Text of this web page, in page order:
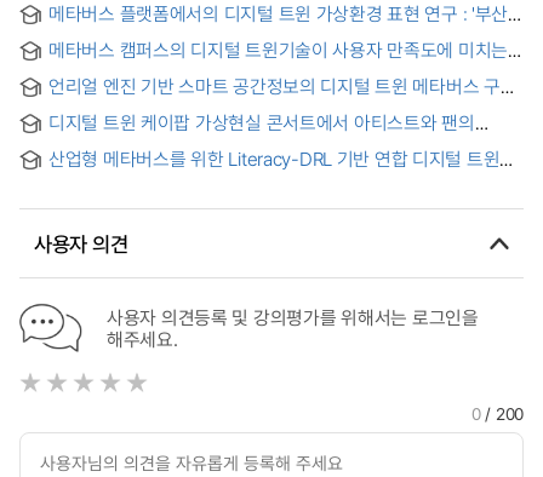
메타버스 플랫폼에서의 디지털 트윈 가상환경 표현 연구 : '부산
스마트 환경교육 콘텐츠 메타버스’ 프로젝트를 중심으로
메타버스 캠퍼스의 디지털 트윈기술이 사용자 만족도에 미치는
영향 = The Impact of Digital Twin Technology in Metaverse
Campuses on User Satisfaction
언리얼 엔진 기반 스마트 공간정보의 디지털 트윈 메타버스 구축
연구 = A Study on Digital Twin Metaverse Construction of
Unreal Engine-Based Smart Spatial Information
디지털 트윈 케이팝 가상현실 콘서트에서 아티스트와 팬의
상호작용의 영향 : 링크팝 브이알 콘서트 에스파를 중심으로 =
The Impact of Artist and Fan Interaction in Digital Twin K-
1st VR Concert aespa
산업형 메타버스를 위한 Literacy-DRL 기반 연합 디지털 트윈
Scheduling Techniques for Industrial Metaverses
사용자 의견
사용자 의견등록 및 강의평가를 위해서는 로그인을
해주세요.
0/ 200